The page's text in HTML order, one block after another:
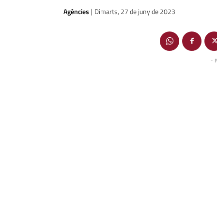
Agències | Dimarts, 27 de juny de 2023
-